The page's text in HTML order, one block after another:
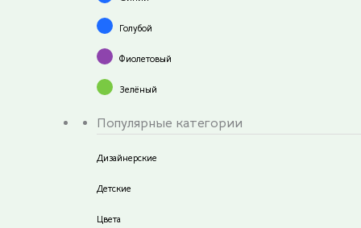
Голубой
Фиолетовый
Зелёный
Популярные категории
Дизайнерские
Детские
Цвета